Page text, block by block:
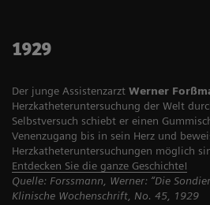
1929
Der junge Assistenzarzt Werner
Herzkatheteruntersuchung der Welt
Selbstversuch schiebt er einen
Venenzugang bis in sein Herz und
Herzkatheteruntersuchungen möglich
Entdecken Sie die ganze Geschichte!
Quelle: Forssmann, Werner: “Die
Klinische Wochenschrift, No. 45, 1929